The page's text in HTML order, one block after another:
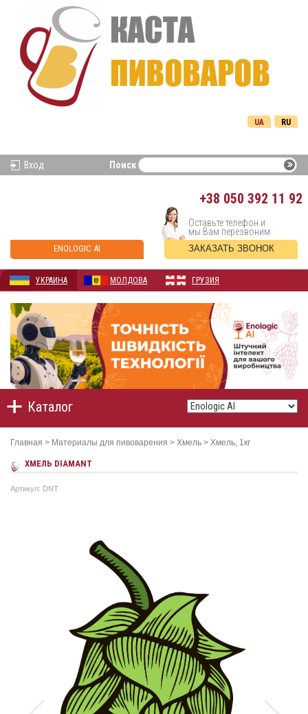
RU
UA
Вход Поиск
+38 050 392 11 92
ENOLOGIC AI
Оставьте телефон и
мы Вам перезвоним
ЗАКАЗАТЬ ЗВОНОК
УКРАИНА МОЛДОВА ГРУЗИЯ
Каталог
Главная > Материалы для пивоварения > Хмель > Хмель, 1кг
ХМEЛЬ DIAMANT
Артикул: DNT